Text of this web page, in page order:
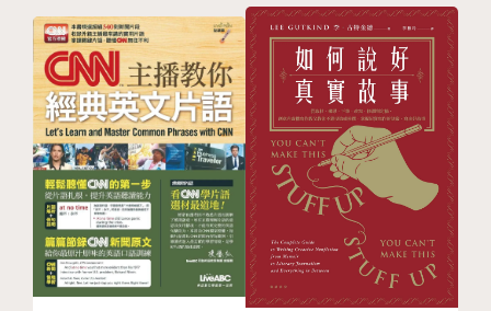
CNN常用字彙，每個單字都提供詳盡的解說，並列出
音標、詞性、字義、例句、同義字、反義字、衍生字、
片語及聯想相關字詞等單字的基本元素。
此外更精心設計「主編私房秘技」及「主編開講」小專
欄。「主編私房秘技」教你背誦單字的技巧，譬如：p
roclaim「宣布；聲明」則可用字首 pro-「在前」＋
字根 claim「呼叫」這個簡單的公式，加上聯想「站在
前面大聲呼喊向眾人宣布」便能很輕鬆地記起來。